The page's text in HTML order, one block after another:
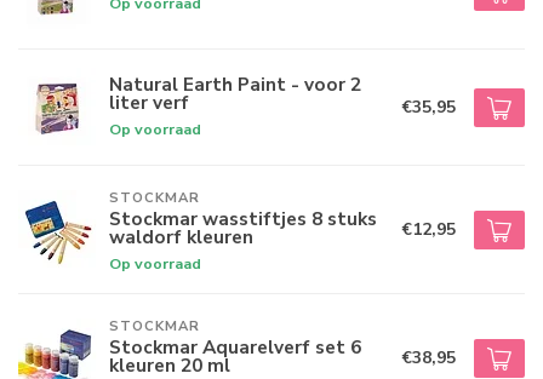
Natural Earth Paint - voor 2
liter verf
Op voorraad
€35,95
STOCKMAR
Stockmar wasstiftjes 8 stuks
waldorf kleuren
Op voorraad
€12,95
STOCKMAR
Stockmar Aquarelverf set 6
kleuren 20 ml €38,95